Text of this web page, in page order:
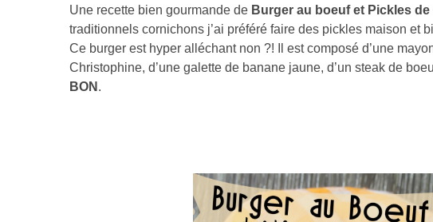
Une recette bien gourmande de Burger au boeuf et Pickles
traditionnels cornichons j’ai préféré faire des pickles maison et
Ce burger est hyper alléchant non ?! Il est composé d’une
Christophine, d’une galette de banane jaune, d’un steak de
BON .